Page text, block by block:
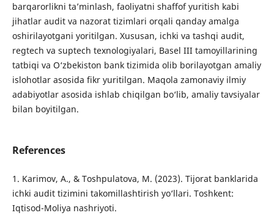
barqarorlikni ta’minlash, faoliyatni shaffof yuritish kabi
jihatlar audit va nazorat tizimlari orqali qanday amalga
oshirilayotgani yoritilgan. Xususan, ichki va tashqi audit,
regtech va suptech texnologiyalari, Basel III tamoyillarining
tatbiqi va O‘zbekiston bank tizimida olib borilayotgan amaliy
islohotlar asosida fikr yuritilgan. Maqola zamonaviy ilmiy
adabiyotlar asosida ishlab chiqilgan bo‘lib, amaliy tavsiyalar
bilan boyitilgan.
References
1. Karimov, A., & Toshpulatova, M. (2023). Tijorat banklarida
ichki audit tizimini takomillashtirish yo‘llari. Toshkent:
Iqtisod-Moliya nashriyoti.